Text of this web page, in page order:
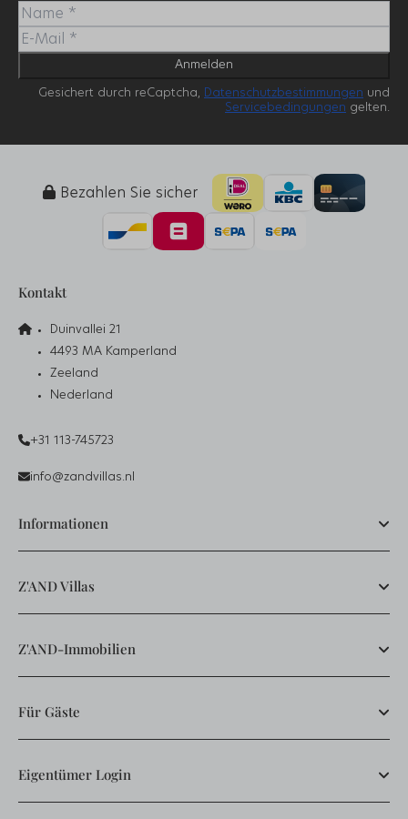
Anmelden
Gesichert durch reCaptcha, Datenschutzbestimmungen und
Servicebedingungen gelten.
Bezahlen Sie sicher
Kontakt
Duinvallei 21
4493 MA Kamperland
Zeeland
Nederland
+31 113-745723
info@zandvillas.nl
Informationen
Z'AND Villas
Z'AND-Immobilien
Für Gäste
Eigentümer Login